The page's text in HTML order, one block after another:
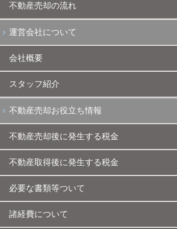
不動産売却の流れ
運営会社について
会社概要
スタッフ紹介
不動産売却お役立ち情報
不動産売却後に発生する税金
不動産取得後に発生する税金
必要な書類等ついて
諸経費について